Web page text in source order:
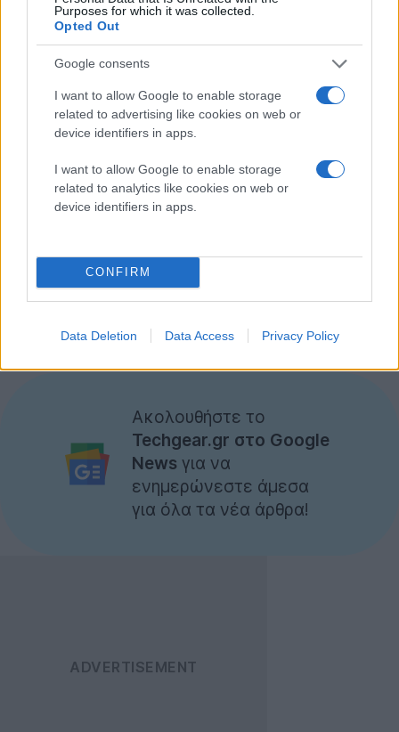
Purposes for which it was collected.
Opted Out
Google consents
I want to allow Google to enable storage
related to advertising like cookies on web or
device identifiers in apps.
I want to allow Google to enable storage
related to analytics like cookies on web or
device identifiers in apps.
CONFIRM
Data Deletion Data Access Privacy Policy
πάρουμε τις απαντήσεις μας.
Sony "DOT SWITCH" Teaser CM
Ακολουθήστε το
Techgear.gr στο Google
News για να
ενημερώνεστε άμεσα
για όλα τα νέα άρθρα!